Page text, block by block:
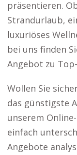
präsentieren.
Strandurlaub,
luxuriöses
bei uns finden
Angebot zu
Wollen Sie
das günstigste
unserem
einfach
Angebote